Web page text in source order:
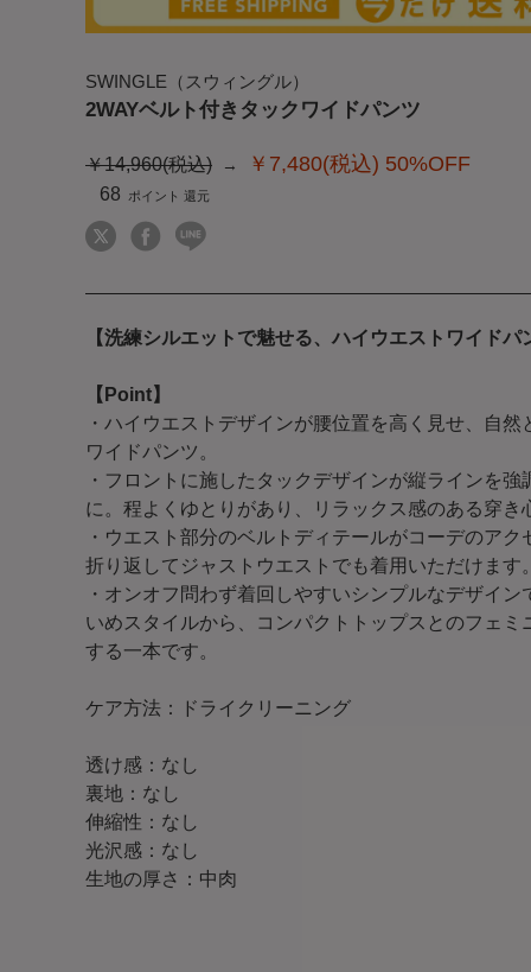
SWINGLE（スウィングル）
2WAYベルト付きタックワイドパンツ
￥14,960(税込) ￥7,480(税込) 50%OFF
68
【洗練シルエットで魅せる、ハイウエストワイドパ
【Point】
・ハイウエストデザインが腰位置を高く見せ、自
ワイドパンツ。
・フロントに施したタックデザインが縦ラインを
に。程よくゆとりがあり、リラックス感のある穿き
・ウエスト部分のベルトディテールがコーデのア
折り返してジャストウエストでも着用いただけます
・オンオフ問わず着回しやすいシンプルなデザイ
いめスタイルから、コンパクトトップスとのフェミ
する一本です。
ケア方法：ドライクリーニング
透け感：なし
裏地：なし
伸縮性：なし
光沢感：なし
生地の厚さ：中肉